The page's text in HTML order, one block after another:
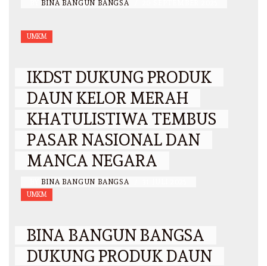
BINA BANGUN BANGSA
UMKM
IKDST DUKUNG PRODUK
DAUN KELOR MERAH
KHATULISTIWA TEMBUS
PASAR NASIONAL DAN
MANCA NEGARA
BINA BANGUN BANGSA
UMKM
BINA BANGUN BANGSA
DUKUNG PRODUK DAUN